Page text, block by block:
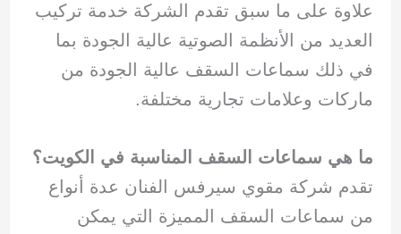
علاوة على ما سبق تقدم الشركة خدمة تركيب
العديد من الأنظمة الصوتية عالية الجودة بما
في ذلك سماعات السقف عالية الجودة من
ماركات وعلامات تجارية مختلفة.
ما هي سماعات السقف المناسبة في الكويت؟
تقدم شركة مقوي سيرفس الفنان عدة أنواع
من سماعات السقف المميزة التي يمكن